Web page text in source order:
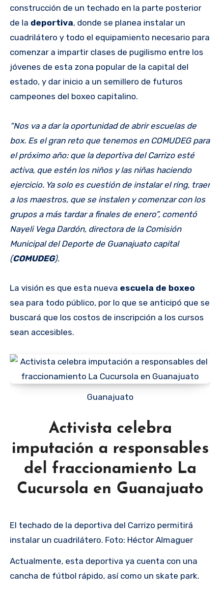
construcción de un techado en la parte posterior
de la deportiva, donde se planea instalar un
cuadrilátero y todo el equipamiento necesario para
comenzar a impartir clases de pugilismo entre los
jóvenes de esta zona popular de la capital del
estado, y dar inicio a un semillero de futuros
campeones del boxeo capitalino.
“Nos va a dar la oportunidad de abrir escuelas de
box. Es el gran reto que tenemos en COMUDEG para
el próximo año: que la deportiva del Carrizo esté
activa, que estén los niños y las niñas haciendo
ejercicio. Ya solo es cuestión de instalar el ring, traer
a los maestros, que se instalen y comenzar con los
grupos a más tardar a finales de enero”, comentó
Nayeli Vega Dardón, directora de la Comisión
Municipal del Deporte de Guanajuato capital
(COMUDEG).
La visión es que esta nueva escuela de boxeo
sea para todo público, por lo que se anticipó que se
buscará que los costos de inscripción a los cursos
sean accesibles.
Guanajuato
Activista celebra
imputación a responsables
del fraccionamiento La
Cucursola en Guanajuato
El techado de la deportiva del Carrizo permitirá
instalar un cuadrilátero. Foto: Héctor Almaguer
Actualmente, esta deportiva ya cuenta con una
cancha de fútbol rápido, así como un skate park.